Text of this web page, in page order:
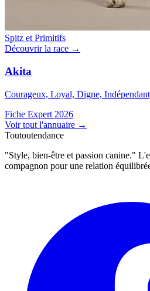
Spitz et Primitifs
Découvrir la race →
Akita
Courageux, Loyal, Digne,
Fiche Expert 2026
Voir tout l'annuaire →
Toutoutendance
"Style, bien-être et passion canine."
compagnon pour une relation